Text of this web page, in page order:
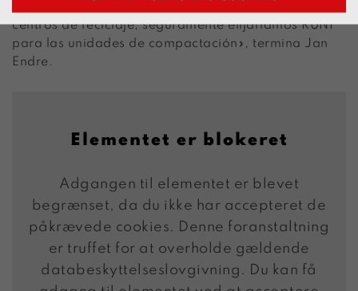
centros de reciclaje, seguramente elijaríamos RUNI
para las unidades de compactación», termina Jan
Endre.
Elementet er blokeret
Adgangen til elementet er blevet
begrænset, da du ikke har accepteret de
påkrævede cookies. Denne foranstaltning
er truffet for at overholde gældende
databeskyttelseslovgivning. Du kan få